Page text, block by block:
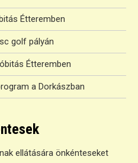
Étteremben
golf pályán
Étteremben
a Dorkászban
ellátására önkénteseket